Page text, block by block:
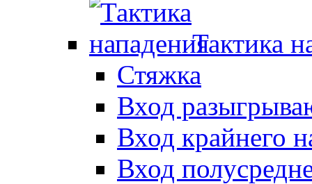
Тактика
Стяжка
Вход
Вход крайнего
Вход